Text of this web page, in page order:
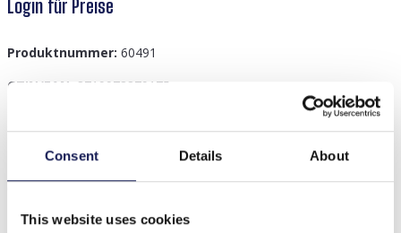
Consent Details About
This website uses cookies
Login für Preise
Produktnummer: 60491
GTIN/EAN: 8719978879175
Beschreibung